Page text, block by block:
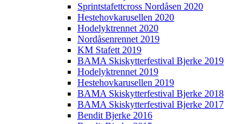
Sprintstafettcross Nordåsen 2020
Hestehovkarusellen 2020
Hodelyktrennet 2020
Nordåsenrennet 2019
KM Stafett 2019
BAMA Skiskytterfestival Bjerke 2019
Hodelyktrennet 2019
Hestehovkarusellen 2019
BAMA Skiskytterfestival Bjerke 2018
BAMA Skiskytterfestival Bjerke 2017
Bendit Bjerke 2016